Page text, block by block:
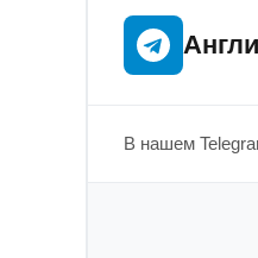
В нашем